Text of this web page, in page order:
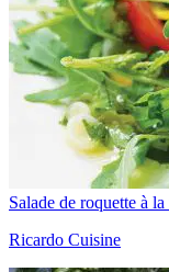
Salade de roquette à
Ricardo Cuisine